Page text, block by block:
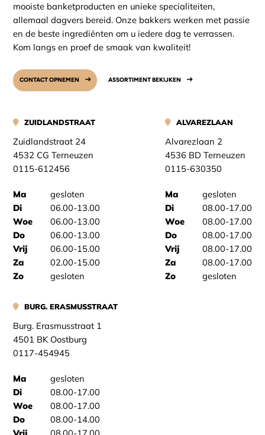
mooiste banketproducten en unieke specialiteiten,
allemaal dagvers bereid. Onze bakkers werken met passie
en de beste ingrediënten om u iedere dag te verrassen.
Kom langs en proef de smaak van kwaliteit!
CONTACT OPNEMEN ASSORTIMENT BEKIJKEN
ZUIDLANDSTRAAT
Zuidlandstraat 24
4532 CG Terneuzen
0115-612456
Ma
Di
Woe
Do
Vrij
Za
Zo
gesloten
06.00-13.00
06.00-13.00
06.00-13.00
06.00-15.00
02.00-15.00
gesloten
ALVAREZLAAN
Alvarezlaan 2
4536 BD Terneuzen
0115-630350
Ma
Di
Woe
Do
Vrij
Za
Zo
gesloten
08.00-17.00
08.00-17.00
08.00-17.00
08.00-17.00
08.00-17.00
gesloten
BURG. ERASMUSSTRAAT
Burg. Erasmusstraat 1
4501 BK Oostburg
0117-454945
Ma
Di
Woe
Do
gesloten
08.00-17.00
08.00-17.00
08.00-14.00